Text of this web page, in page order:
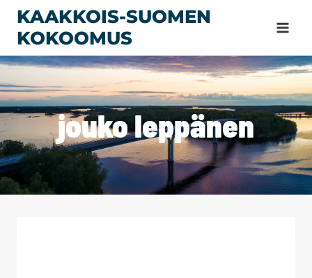
Siirry
sisältöön
KAAKKOIS-SUOMEN
KOKOOMUS
jouko leppänen